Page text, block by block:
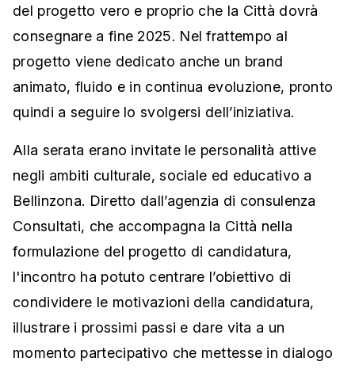
del progetto vero e proprio che la Città dovrà
consegnare a fine 2025. Nel frattempo al
progetto viene dedicato anche un brand
animato, fluido e in continua evoluzione, pronto
quindi a seguire lo svolgersi dell’iniziativa.
Alla serata erano invitate le personalità attive
negli ambiti culturale, sociale ed educativo a
Bellinzona. Diretto dall’agenzia di consulenza
Consultati, che accompagna la Città nella
formulazione del progetto di candidatura,
l'incontro ha potuto centrare l’obiettivo di
condividere le motivazioni della candidatura,
illustrare i prossimi passi e dare vita a un
momento partecipativo che mettesse in dialogo